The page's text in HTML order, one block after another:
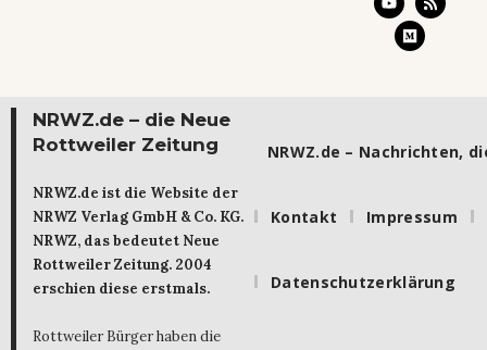
NRWZ.de – die Neue
Rottweiler Zeitung
NRWZ.de ist die Website der
NRWZ Verlag GmbH & Co. KG.
NRWZ, das bedeutet Neue
Rottweiler Zeitung. 2004
erschien diese erstmals.
Rottweiler Bürger haben die
NRWZ.de – Nachrichten,
Kontakt Impressum
Datenschutzerklärung